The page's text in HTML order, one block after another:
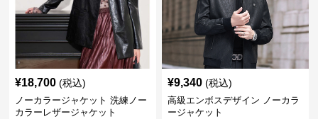
¥18,700 (税込)
ノーカラージャケット 洗練ノー
カラーレザージャケット
¥9,340 (税込)
高級エンボスデザイン ノーカラ
ージャケット